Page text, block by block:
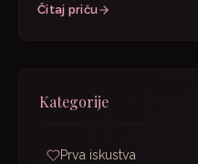
Čitaj priču
Kategorije
Prva iskustva